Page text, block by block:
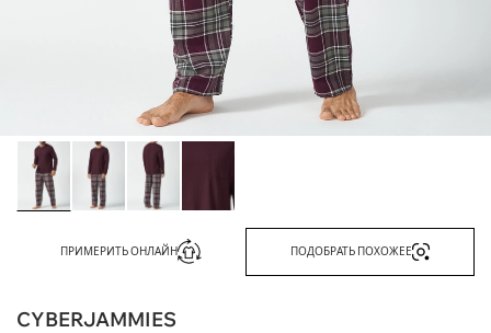
ПРИМЕРИТЬ ОНЛАЙН ПОДОБРАТЬ ПОХОЖЕЕ
CYBERJAMMIES